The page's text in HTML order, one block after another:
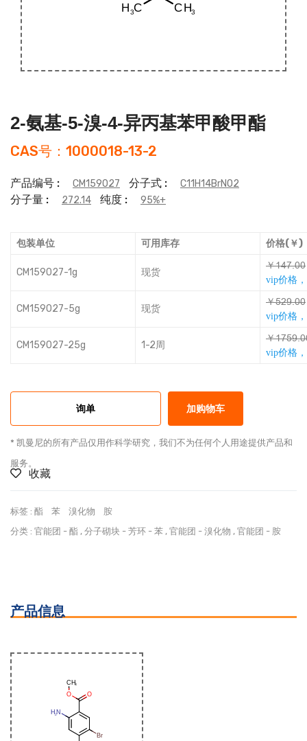
2-氨基-5-溴-4-异丙基苯甲酸甲酯
CAS号：1000018-13-2
产品编号 : CM159027 分子式 : C11H14BrNO2
分子量 : 272.14 纯度 : 95%+
包装单位 可用库存 价格(￥)
CM159027-1g 现货
￥ƓŉȎŗůů
vip价格
CM159027-5g 现货
￥ǊǤŢŗůů
vip价格
CM159027-25g 1-2周
￥
vip价格
询单 加购物车
* 凯曼尼的所有产品仅用作科学研究，我们不为任何个人用途提供产品和
服务。
收藏
标签 : 酯 苯 溴化物
胺
分类 : 官能团 - 酯 , 分子砌块 - 芳环 - 苯 , 官能团 - 溴化物 , 官能团 - 胺
产品信息